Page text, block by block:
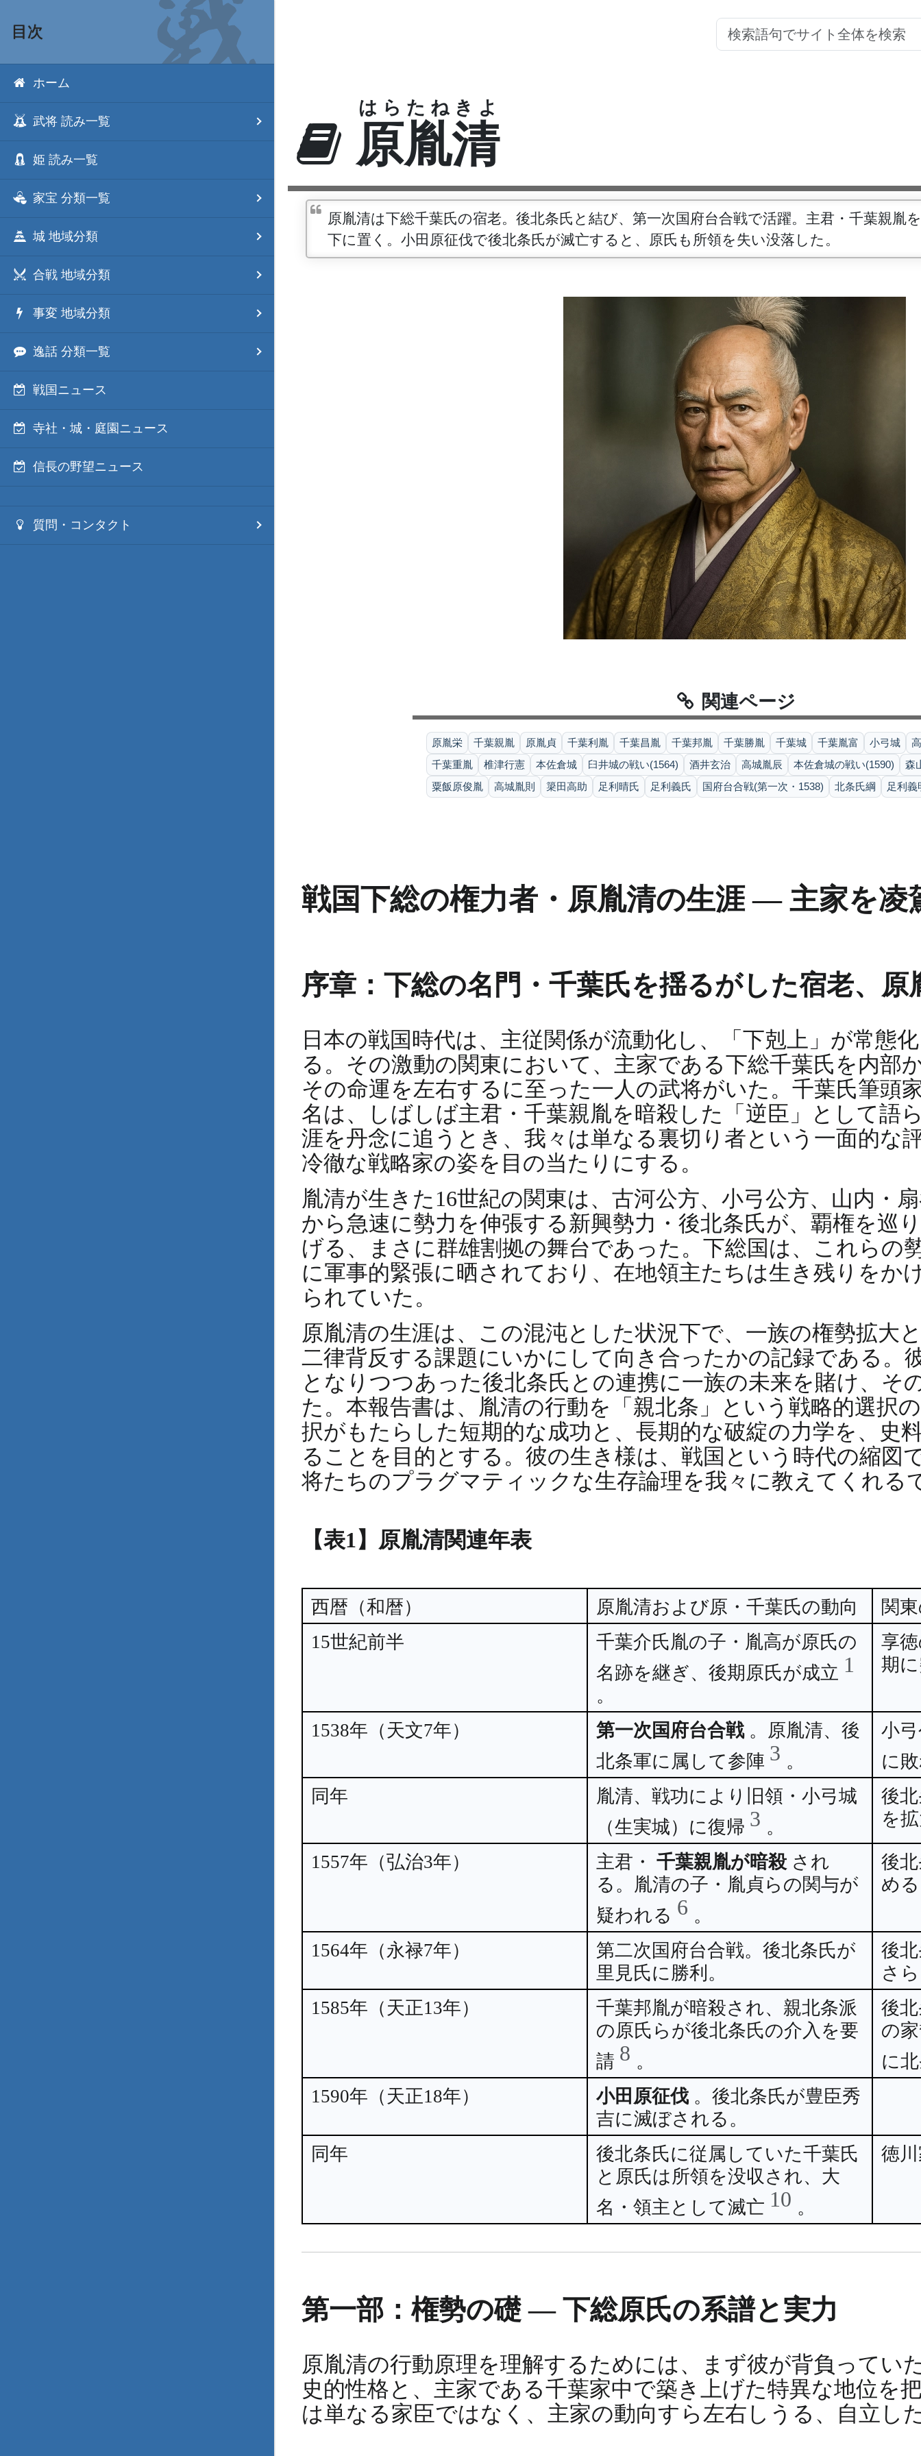
目次
ホーム
武将 読み一覧
姫 読み一覧
家宝 分類一覧
城 地域分類
合戦 地域分類
事変 地域分類
逸話 分類一覧
戦国ニュース
寺社・城・庭園ニュース
信長の野望ニュース
質問・コンタクト
原胤清
はらたねきよ
原胤清は下総千葉氏の宿老。後北条氏と結び、第一次国府台合戦で活躍。主君・千葉親胤
下に置く。小田原征伐で後北条氏が滅亡すると、原氏も所領を失い没落した。
関連ページ
原胤栄 千葉親胤 原胤貞 千葉利胤 千葉昌胤 千葉邦胤 千葉勝胤 千葉城 千葉胤富 小弓城
千葉重胤
椎津行憲 本佐倉城 臼井城の戦い(1564) 酒井玄治 高城胤辰 本佐倉城の戦い(1590)
森
粟飯原俊胤
高城胤則 簗田高助 足利晴氏 足利義氏 国府台合戦(第一次・1538) 北条氏綱 足利義
戦国下総の権力者・原胤清の生涯 — 主家を凌
序章：下総の名門・千葉氏を揺るがした宿老、原
日本の戦国時代は、主従関係が流動化し、「下剋上」が常態
る。その激動の関東において、主家である下総千葉氏を内部
その命運を左右するに至った一人の武将がいた。千葉氏筆頭
名は、しばしば主君・千葉親胤を暗殺した「逆臣」として語
涯を丹念に追うとき、我々は単なる裏切り者という一面的な
冷徹な戦略家の姿を目の当たりにする。
胤清が生きた16世紀の関東は、古河公方、小弓公方、山内・
から急速に勢力を伸張する新興勢力・後北条氏が、覇権を巡
げる、まさに群雄割拠の舞台であった。下総国は、これらの
に軍事的緊張に晒されており、在地領主たちは生き残りをか
られていた。
原胤清の生涯は、この混沌とした状況下で、一族の権勢拡大
二律背反する課題にいかにして向き合ったかの記録である。
となりつつあった後北条氏との連携に一族の未来を賭け、そ
た。本報告書は、胤清の行動を「親北条」という戦略的選択
択がもたらした短期的な成功と、長期的な破綻の力学を、史
ることを目的とする。彼の生き様は、戦国という時代の縮図
将たちのプラグマティックな生存論理を我々に教えてくれる
【表1】原胤清関連年表
西暦（和暦） 原胤清および原・千葉氏の動向
関
15世紀前半
千葉介氏胤の子・胤高が原氏の
名跡を継ぎ、後期原氏が成立 1
。
享
期
1538年（天文7年） 第一次国府台合戦 。原胤清、後
北条軍に属して参陣 3 。
小
に
同年
胤清、戦功により旧領・小弓城
（生実城）に復帰 3 。
後
を
1557年（弘治3年） 主君・ 千葉親胤が暗殺 され
る。胤清の子・胤貞らの関与が
疑われる 6 。
後
め
1564年（永禄7年）
第二次国府台合戦。後北条氏が
里見氏に勝利。
後
さ
1585年（天正13年）
千葉邦胤が暗殺され、親北条派
の原氏らが後北条氏の介入を要
請 8 。
後
の
に
1590年（天正18年）
小田原征伐 。後北条氏が豊臣秀
吉に滅ぼされる。
同年
後北条氏に従属していた千葉氏
と原氏は所領を没収され、大
名・領主として滅亡 10 。
徳
第一部：権勢の礎 — 下総原氏の系譜と実力
原胤清の行動原理を理解するためには、まず彼が背負ってい
史的性格と、主家である千葉家中で築き上げた特異な地位を
は単なる家臣ではなく、主家の動向すら左右しうる、自立し